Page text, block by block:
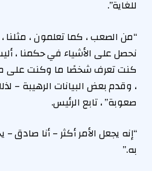
للغاية”.
“من الصعب ، كما تعلمون ، مثلنا
نحصل على الأشياء في حكمنا ،
كنت تعرف شخصًا ما وكنت على ما
، وقدم بعض البيانات الرهيبة –
صعوبة” ، تابع الرئيس.
“إنه يجعل الأمر أكثر – أنا صادق
به.”